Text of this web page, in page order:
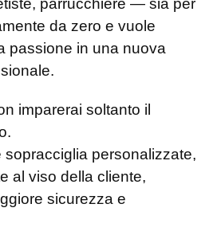
parrucchiere — sia per
da zero e vuole
passione in una nuova
imparerai soltanto il
sopracciglia personalizzate,
al viso della cliente,
sicurezza e